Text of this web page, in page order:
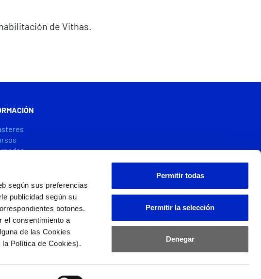
según sus preferencias
publicidad según su
botones.
el consentimiento a
de las Cookies
Política de Cookies).
Permitir todas
Permitir la selección
Denegar
de Vithas.
SOCIAL